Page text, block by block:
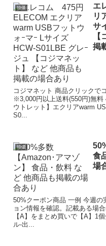
特価
エ
リ
サ
掲
コジマネット 商品クリックで
※3,000円以上送料(550円)無
ウトレット】エクリアwarm
S0...
特価
食
場
50%クーポン商品 一例 今週の
ョン情報を確認。記載ある場
【A】をまとめ買いで【A】1
ル-出...